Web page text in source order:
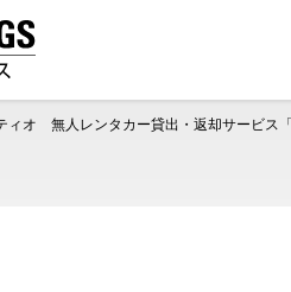
ィオ 無人レンタカー貸出・返却サービス